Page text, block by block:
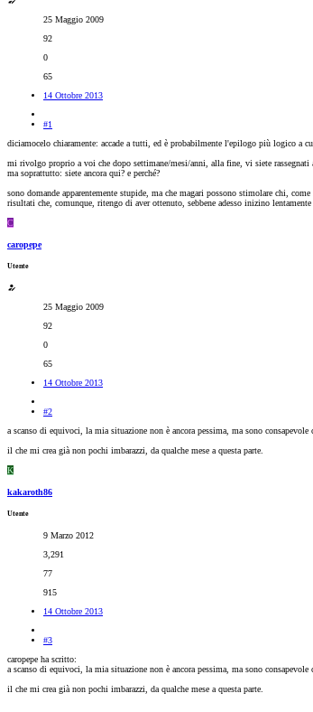
25 Maggio 2009
92
0
65
14 Ottobre 2013
#1
diciamocelo chiaramente: accade a tutti, ed è probabilmente l'epilogo più logico a
mi rivolgo proprio a voi che dopo settimane/mesi/anni, alla fine, vi siete rassegnati
ma soprattutto: siete ancora qui? e perché?
sono domande apparentemente stupide, ma che magari possono stimolare chi,
risultati che, comunque, ritengo di aver ottenuto, sebbene adesso inizino lentamente
C
caropepe
Utente
25 Maggio 2009
92
0
65
14 Ottobre 2013
#2
a scanso di equivoci, la mia situazione non è ancora pessima, ma sono
il che mi crea già non pochi imbarazzi, da qualche mese a questa parte.
K
kakaroth86
Utente
9 Marzo 2012
3,291
77
915
14 Ottobre 2013
#3
caropepe ha scritto:
a scanso di equivoci, la mia situazione non è ancora pessima, ma sono
il che mi crea già non pochi imbarazzi, da qualche mese a questa parte.